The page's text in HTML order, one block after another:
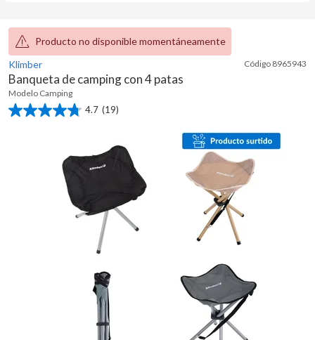
Producto no disponible momentáneamente
Klimber
Código 8965943
Banqueta de camping con 4 patas
Modelo Camping
4.7 (19)
4.7